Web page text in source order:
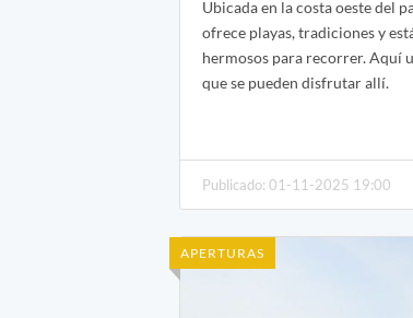
Ubicada en la costa oeste del
ofrece playas, tradiciones y
hermosos para recorrer. Aquí
que se pueden disfrutar allí.
Publicado: 01-11-2025 19:00
APERTURAS